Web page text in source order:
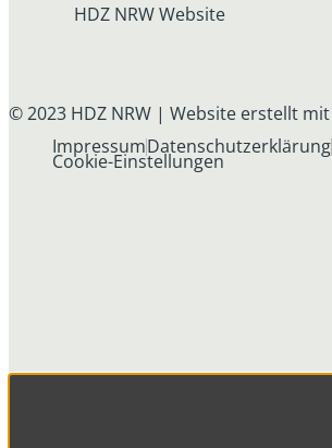
HDZ NRW Website
© 2023 HDZ NRW | Website erstellt mit
ImpressumDatenschutzerklärung
Cookie-Einstellungen